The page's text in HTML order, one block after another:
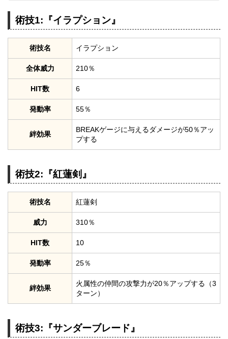
術技1:『イラプション』
術技名 イラプション
全体威力 210％
HIT数 6
発動率 55％
絆効果
BREAKゲージに与えるダメージが50％アッ
プする
術技2:『紅蓮剣』
術技名 紅蓮剣
威力 310％
HIT数 10
発動率 25％
絆効果
火属性の仲間の攻撃力が20％アップする（3
ターン）
術技3:『サンダーブレード』